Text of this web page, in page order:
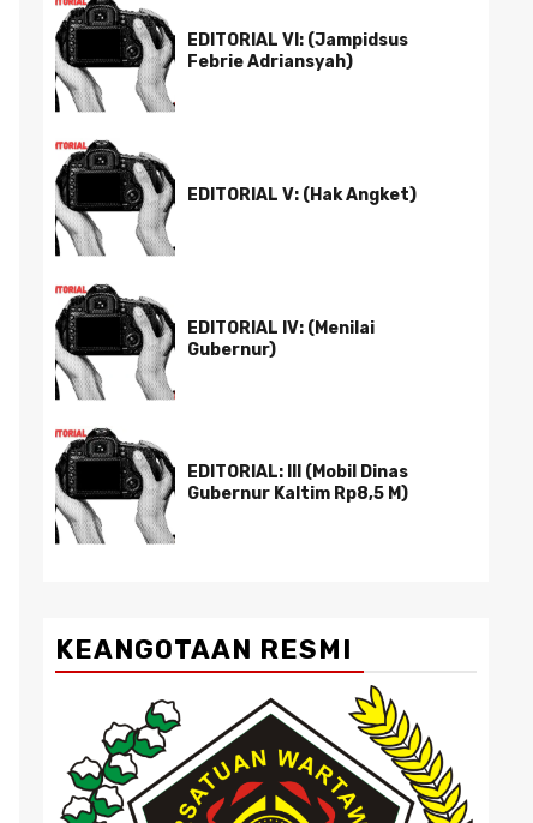
EDITORIAL VI: (Jampidsus
Febrie Adriansyah)
EDITORIAL V: (Hak Angket)
EDITORIAL IV: (Menilai
Gubernur)
EDITORIAL: III (Mobil Dinas
Gubernur Kaltim Rp8,5 M)
KEANGOTAAN RESMI